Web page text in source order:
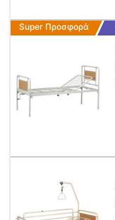
Super Προσφορά